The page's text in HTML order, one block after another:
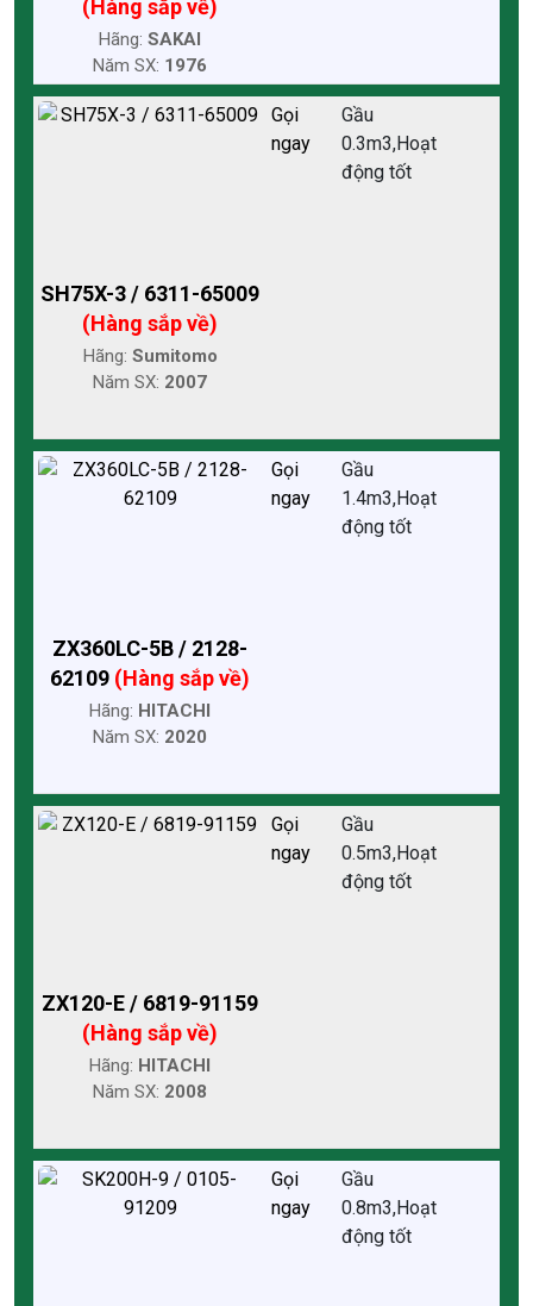
(Hàng sắp về)
Hãng: SAKAI
Năm SX: 1976
SH75X-3 / 6311-65009
(Hàng sắp về)
Hãng: Sumitomo
Năm SX: 2007
Gọi
ngay
Gầu
0.3m3,Hoạt
động tốt
ZX360LC-5B / 2128-
62109 (Hàng sắp về)
Hãng: HITACHI
Năm SX: 2020
Gọi
ngay
Gầu
1.4m3,Hoạt
động tốt
ZX120-E / 6819-91159
(Hàng sắp về)
Hãng: HITACHI
Năm SX: 2008
Gọi
ngay
Gầu
0.5m3,Hoạt
động tốt
Gọi
ngay
Gầu
0.8m3,Hoạt
động tốt